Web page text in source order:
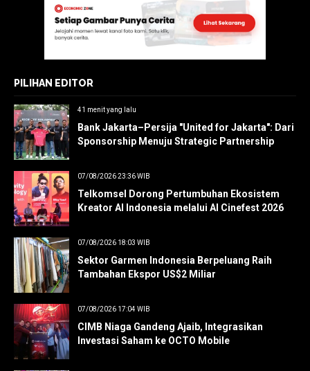
PILIHAN EDITOR
41 menit yang lalu
Bank Jakarta–Persija "United for Jakarta": Dari
Sponsorship Menuju Strategic Partnership
07/08/2026 23:36 WIB
Telkomsel Dorong Pertumbuhan Ekosistem
Kreator AI Indonesia melalui AI Cinefest 2026
07/08/2026 18:03 WIB
Sektor Garmen Indonesia Berpeluang Raih
Tambahan Ekspor US$2 Miliar
07/08/2026 17:04 WIB
CIMB Niaga Gandeng Ajaib, Integrasikan
Investasi Saham ke OCTO Mobile